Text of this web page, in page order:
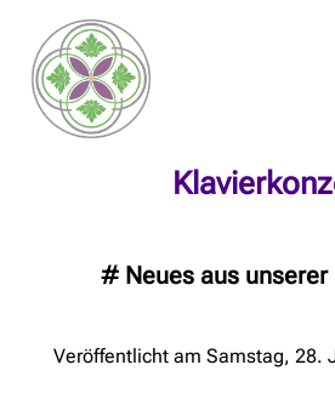
# Neues aus unserer
Veröffentlicht am Samstag, 28.